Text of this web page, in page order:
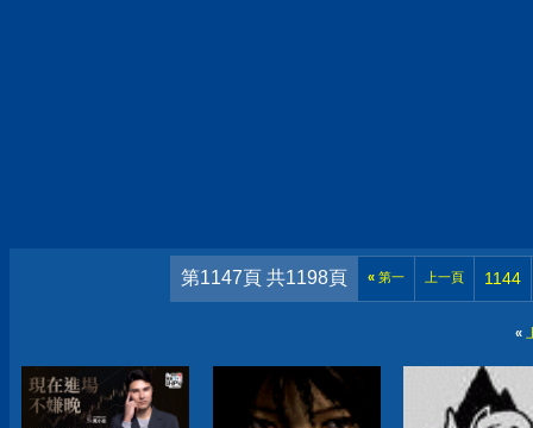
第1147頁 共1198頁 «第一 上一頁 1144
«